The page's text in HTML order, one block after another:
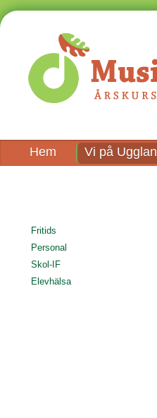
Hem Vi på Ugglan
Fritids
Personal
Skol-IF
Elevhälsa